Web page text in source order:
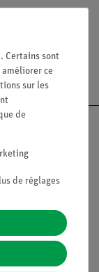
300,- €.
Certains sont
ce
sur les
de
de réglages